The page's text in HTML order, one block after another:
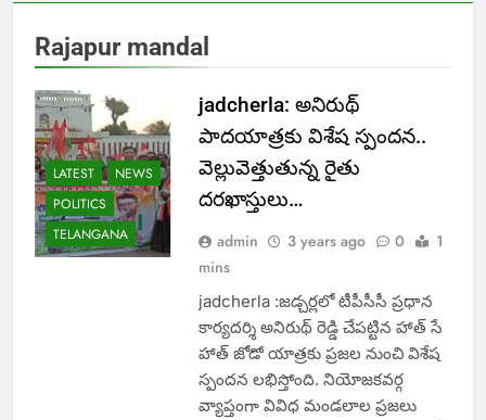
Rajapur mandal
LATEST
NEWS
POLITICS
TELANGANA
jadcherla: అనిరుథ్
పాద‌యాత్ర‌కు విశేష స్పంద‌న‌..
వెల్లువెత్తుతున్న రైతు
ద‌ర‌ఖాస్తులు…
admin 3 years ago 0
1
mins
jadcherla :జ‌డ్చ‌ర్ల‌లో టీపీసీసీ ప్ర‌ధాన
కార్య‌ద‌ర్శి అనిరుథ్ రెడ్డి చేప‌ట్టిన హాత్ సే
హాత్ జోడో యాత్ర‌కు ప్ర‌జ‌ల నుంచి విశేష
స్పంద‌న ల‌భిస్తోంది. నియోజ‌క‌వ‌ర్గ
వ్యాప్తంగా వివిధ మండ‌లాల ప్ర‌జ‌లు